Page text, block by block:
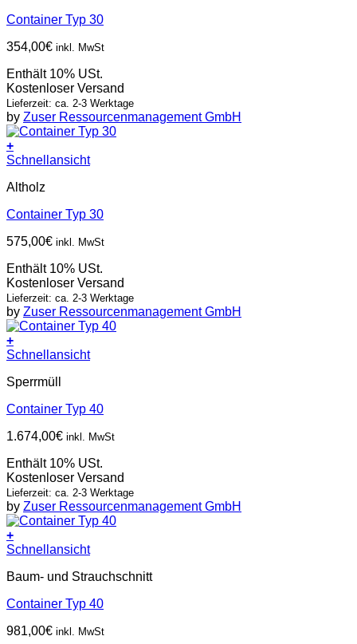
Container Typ 30
354,00€ inkl. MwSt
Enthält 10% USt.
Kostenloser Versand
Lieferzeit: ca. 2-3 Werktage
by Zuser Ressourcenmanagement GmbH
+
Schnellansicht
Altholz
Container Typ 30
575,00€ inkl. MwSt
Enthält 10% USt.
Kostenloser Versand
Lieferzeit: ca. 2-3 Werktage
by Zuser Ressourcenmanagement GmbH
+
Schnellansicht
Sperrmüll
Container Typ 40
1.674,00€ inkl. MwSt
Enthält 10% USt.
Kostenloser Versand
Lieferzeit: ca. 2-3 Werktage
by Zuser Ressourcenmanagement GmbH
+
Schnellansicht
Baum- und Strauchschnitt
Container Typ 40
981,00€ inkl. MwSt